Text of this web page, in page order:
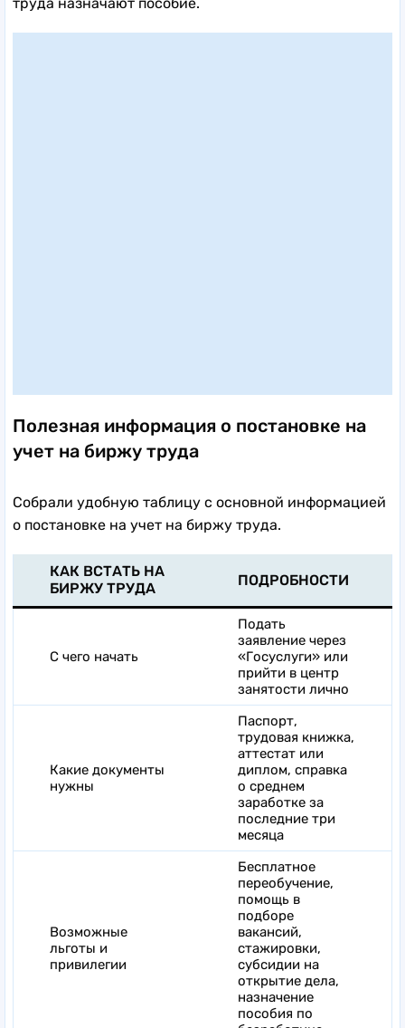
труда назначают пособие.
Полезная информация о постановке на
учет на биржу труда
Собрали удобную таблицу с основной информацией
о постановке на учет на биржу труда.
КАК ВСТАТЬ НА
БИРЖУ ТРУДА
ПОДРОБНОСТИ
С чего начать
Подать
заявление через
«Госуслуги» или
прийти в центр
занятости лично
Какие документы
нужны
Паспорт,
трудовая книжка,
аттестат или
диплом, справка
о среднем
заработке за
последние три
месяца
Возможные
льготы и
привилегии
Бесплатное
переобучение,
помощь в
подборе
вакансий,
стажировки,
субсидии на
открытие дела,
назначение
пособия по